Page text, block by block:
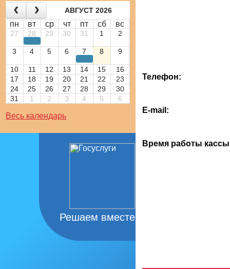
АВГУСТ 2026
пн вт ср чт пт сб вс
27 28 29 30 31 1 2
3 4 5 6 7 8 9
10 11 12 13 14 15
16
17
18 19 20 21 22
23
24
25 26 27 28 29
30
31
1 2 3 4 5 6
Весь календарь
Решаем вместе
Телефон:
Е-mail:
Время работы